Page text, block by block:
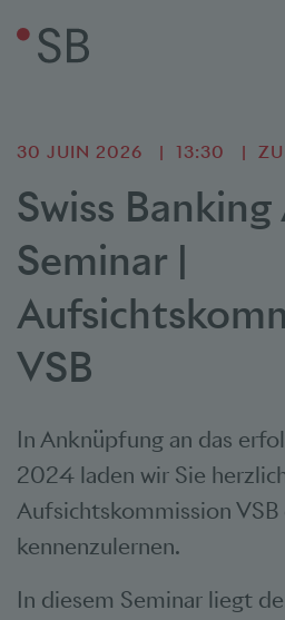
30 JUIN 2026 13:30
Swiss
Seminar |
VSB
In Anknüpfung an das
2024 laden wir Sie
Aufsichtskommission
kennenzulernen.
In diesem Seminar liegt